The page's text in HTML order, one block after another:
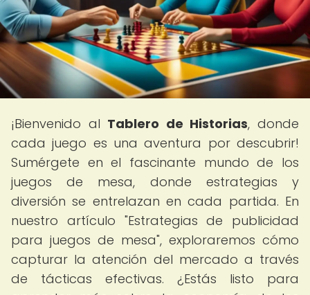
¡Bienvenido al Tablero de Historias, donde
cada juego es una aventura por descubrir!
Sumérgete en el fascinante mundo de los
juegos de mesa, donde estrategias y
diversión se entrelazan en cada partida. En
nuestro artículo "Estrategias de publicidad
para juegos de mesa", exploraremos cómo
capturar la atención del mercado a través
de tácticas efectivas. ¿Estás listo para